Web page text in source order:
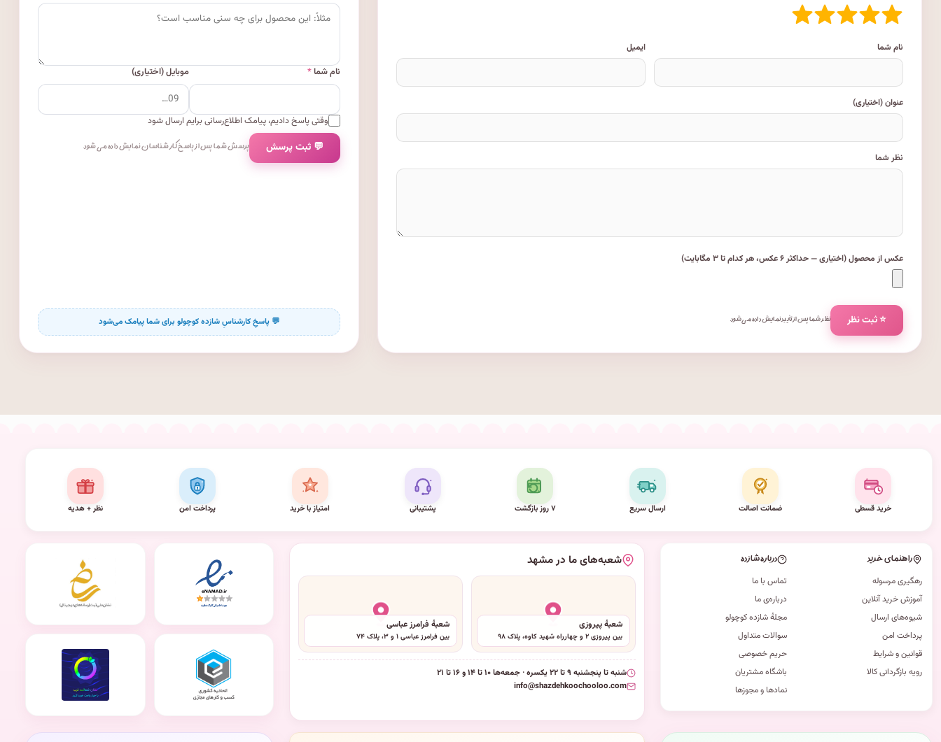
نام شما ایمیل
عنوان (اختیاری)
نظر شما
عکس از محصول (اختیاری — حداکثر ۶ عکس، هر کدام تا ۳ مگابایت)
⭐ ثبت نظر نظر شما پس از تأیید نمایش داده می‌شود.
نام شما* موبایل (اختیاری)
وقتی پاسخ دادیم، پیامک اطلاع‌رسانی برایم ارسال شود
💬 ثبت پرسش پرسش شما پس از پاسخ کارشناسان نمایش داده می‌شود.
خرید قسطی ضمانت اصالت ارسال سریع ۷ روز بازگشت پشتیبانی امتیاز با خرید پرداخت امن نظر + هدیه
راهنمای خرید
رهگیری مرسوله
آموزش خرید آنلاین
شیوه‌های ارسال
پرداخت امن
قوانین و شرایط
رویه بازگردانی کالا
درباره شازده
تماس با ما
درباره‌ی ما
مجلهٔ شازده کوچولو
سوالات متداول
حریم خصوصی
باشگاه مشتریان
نمادها و مجوزها
شعبه‌های ما در مشهد
شعبهٔ پیروزی
بین پیروزی ۲ و چهارراه شهید کاوه، پلاک ۹۸
شعبهٔ فرامرز عباسی
بین فرامرز عباسی ۱ و ۳، پلاک ۷۴
شنبه تا پنجشنبه ۹ تا ۲۲ یکسره · جمعه‌ها ۱۰ تا ۱۴ و ۱۶ تا ۲۱
info@shazdehkoochooloo.com